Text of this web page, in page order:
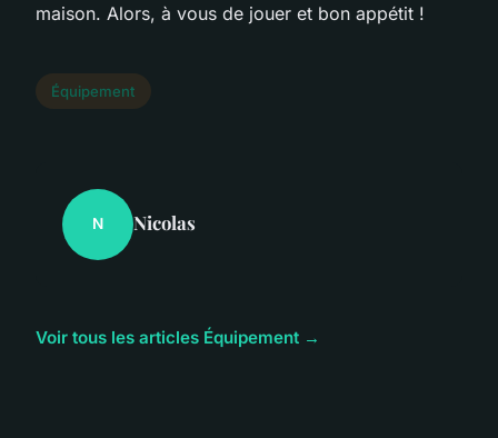
maison. Alors, à vous de jouer et bon appétit !
Équipement
N Nicolas
Voir tous les articles Équipement →